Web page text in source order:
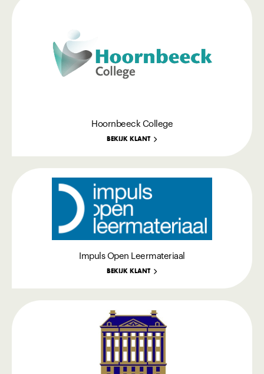
Hoornbeeck College
BEKIJK KLANT
Impuls Open Leermateriaal
BEKIJK KLANT